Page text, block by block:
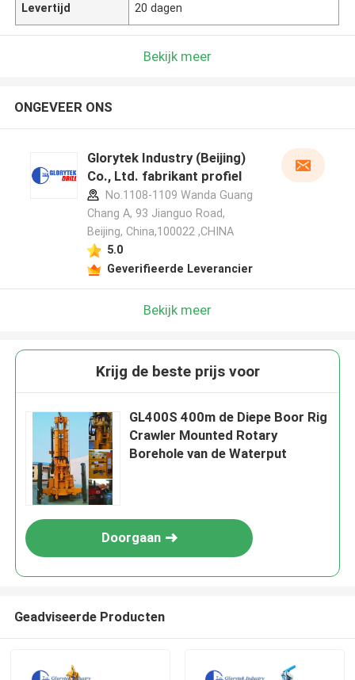
Levertijd 20 dagen
Bekijk meer
ONGEVEER ONS
Glorytek Industry (Beijing)
Co., Ltd. fabrikant profiel
No.1108-1109 Wanda Guang
Chang A, 93 Jianguo Road,
Beijing, China,100022 ,CHINA
5.0
Geverifieerde Leverancier
Bekijk meer
Krijg de beste prijs voor
GL400S 400m de Diepe Boor Rig
Crawler Mounted Rotary
Borehole van de Waterput
Doorgaan
Geadviseerde Producten